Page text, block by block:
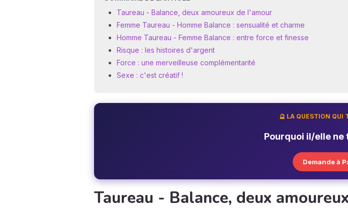
Taureau - Balance, deux amoureux de l'amour
Femme Taureau - Homme Balance : sensualité et charme
Homme Taureau - Femme Balance : entre force et finesse
Risque : les histoires d'argent
Force : une merveilleuse complémentarité
Sexe : c'est créatif !
🔮 LA QUESTION QUI
Pourquoi il/elle ne
Demande à
Taureau - Balance, deux